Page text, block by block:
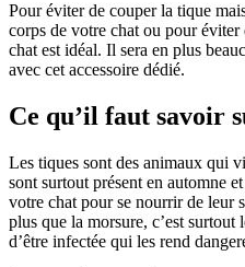
Pour éviter de couper la tique
corps de votre chat ou pour
chat est idéal. Il sera en plus
avec cet accessoire dédié.
Ce qu’il faut savoir
Les tiques sont des animaux qui
sont surtout présent en automne
votre chat pour se nourrir de leur
plus que la morsure, c’est
d’être infectée qui les rend